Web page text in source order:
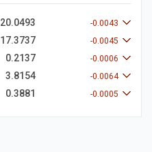
20.0493 -0.0043
17.3737 -0.0045
0.2137 -0.0006
3.8154 -0.0064
0.3881 -0.0005